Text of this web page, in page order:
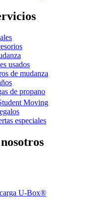
usados
de mudanza
de propano
Moving
especiales
U-Box®